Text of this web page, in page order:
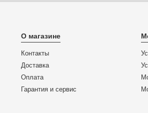
О магазине
Контакты
Доставка
Оплата
Гарантия и сервис